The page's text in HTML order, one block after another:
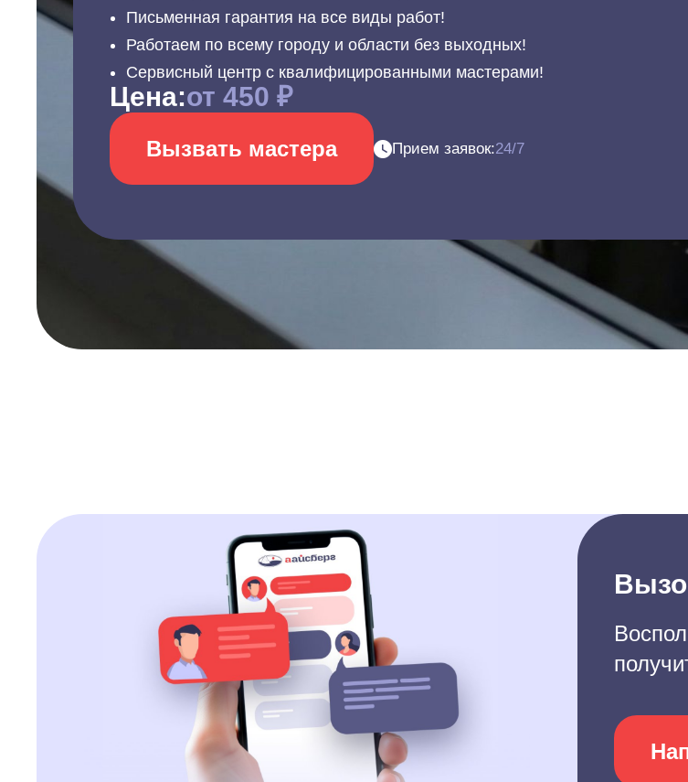
Письменная гарантия на все виды работ!
Работаем по всему городу и области без выходных!
Сервисный центр с квалифицированными мастерами!
Цена:от 450 ₽
Вызвать мастера Прием заявок:24/7